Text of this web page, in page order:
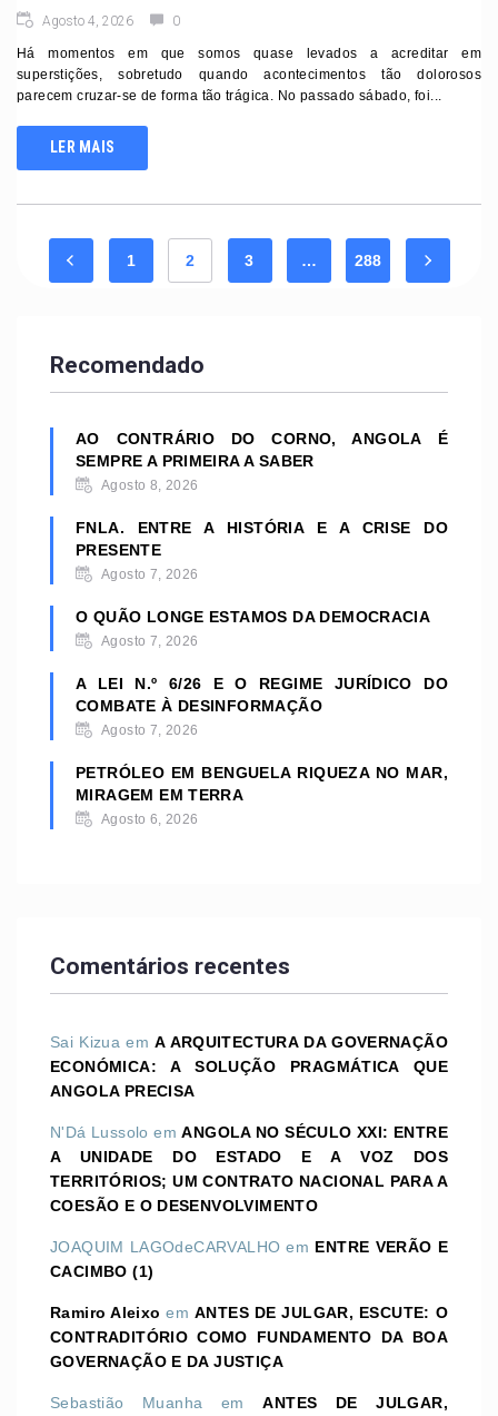
Agosto 4, 2026 0
Há momentos em que somos quase levados a acreditar em
superstições, sobretudo quando acontecimentos tão dolorosos
parecem cruzar-se de forma tão trágica. No passado sábado, foi...
LER MAIS
1 2 3 … 288
Recomendado
AO CONTRÁRIO DO CORNO, ANGOLA É
SEMPRE A PRIMEIRA A SABER
Agosto 8, 2026
FNLA. ENTRE A HISTÓRIA E A CRISE DO
PRESENTE
Agosto 7, 2026
O QUÃO LONGE ESTAMOS DA DEMOCRACIA
Agosto 7, 2026
A LEI N.º 6/26 E O REGIME JURÍDICO DO
COMBATE À DESINFORMAÇÃO
Agosto 7, 2026
PETRÓLEO EM BENGUELA RIQUEZA NO MAR,
MIRAGEM EM TERRA
Agosto 6, 2026
Comentários recentes
Sai Kizua emA ARQUITECTURA DA GOVERNAÇÃO
ECONÓMICA: A SOLUÇÃO PRAGMÁTICA QUE
ANGOLA PRECISA
N'Dá Lussolo emANGOLA NO SÉCULO XXI: ENTRE
A UNIDADE DO ESTADO E A VOZ DOS
TERRITÓRIOS; UM CONTRATO NACIONAL PARA A
COESÃO E O DESENVOLVIMENTO
JOAQUIM LAGOdeCARVALHO em ENTRE VERÃO E
CACIMBO (1)
Ramiro Aleixo emANTES DE JULGAR, ESCUTE: O
CONTRADITÓRIO COMO FUNDAMENTO DA BOA
GOVERNAÇÃO E DA JUSTIÇA
Sebastião Muanha emANTES DE JULGAR,